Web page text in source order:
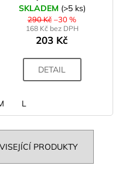
SKLADEM (>5 ks)
290 Kč –30 %
168 Kč bez DPH
203 Kč
DETAIL
L
PRODUKTY